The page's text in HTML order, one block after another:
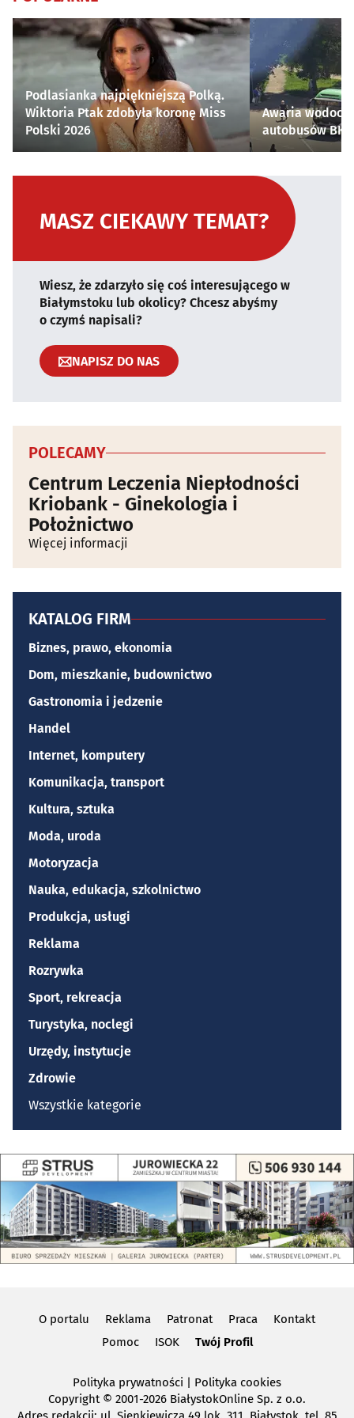
Podlasianka najpiękniejszą Polką.
Wiktoria Ptak zdobyła koronę Miss
Polski 2026
Awaria
autobusów
MASZ CIEKAWY TEMAT?
Wiesz, że zdarzyło się coś interesującego w
Białymstoku lub okolicy? Chcesz abyśmy
o czymś napisali?
NAPISZ DO NAS
POLECAMY
Centrum Leczenia Niepłodności
Kriobank - Ginekologia i
Położnictwo
Więcej informacji
KATALOG FIRM
Biznes, prawo, ekonomia
Dom, mieszkanie, budownictwo
Gastronomia i jedzenie
Handel
Internet, komputery
Komunikacja, transport
Kultura, sztuka
Moda, uroda
Motoryzacja
Nauka, edukacja, szkolnictwo
Produkcja, usługi
Reklama
Rozrywka
Sport, rekreacja
Turystyka, noclegi
Urzędy, instytucje
Zdrowie
Wszystkie kategorie
O portalu Reklama Patronat Praca
Kontakt
Pomoc
ISOK Twój Profil
Polityka prywatności | Polityka cookies
Copyright© 2001-2026 BiałystokOnline Sp. z o.o.